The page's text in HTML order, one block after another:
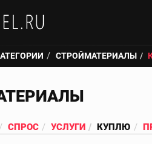
СТРОЙМАТЕРИАЛЫ
СПРОС УСЛУГИ КУПЛЮ